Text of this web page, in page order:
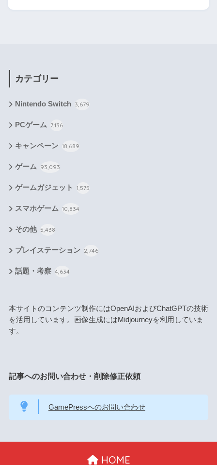
カテゴリー
Nintendo Switch 3,679
PCゲーム 7,136
キャンペーン 18,689
ゲーム 93,093
ゲームガジェット 1,575
スマホゲーム 10,834
その他 5,438
プレイステーション 2,746
話題・考察 4,634
本サイトのコンテンツ制作にはOpenAIおよびChatGPTの技術
を活用しています。画像生成にはMidjourneyを利用していま
す。
記事へのお問い合わせ・削除修正依頼
GamePressへのお問い合わせ
HOME